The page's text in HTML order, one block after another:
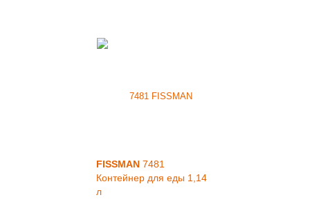
FISSMAN 7481
Контейнер для еды 1,14
л